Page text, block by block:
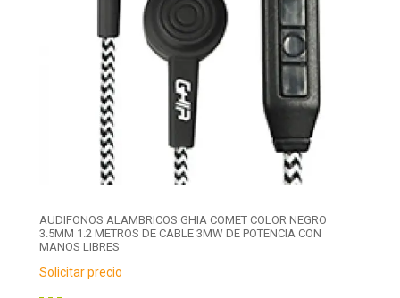
AUDIFONOS ALAMBRICOS GHIA COMET COLOR NEGRO
3.5MM 1.2 METROS DE CABLE 3MW DE POTENCIA CON
MANOS LIBRES
Solicitar precio